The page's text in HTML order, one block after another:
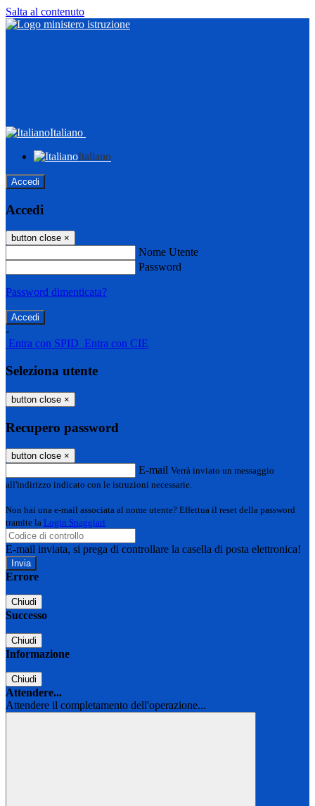
Salta al contenuto
Italiano
Italiano
Accedi
Accedi
button close ×
Nome Utente
Password
Password dimenticata?
-
Entra con SPID Entra con CIE
Seleziona utente
button close ×
Recupero password
button close ×
E-mail Verrà inviato un messaggio
all'indirizzo indicato con le istruzioni necessarie.
Non hai una e-mail associata al nome utente? Effettua il reset della password
tramite la Login Spaggiari
E-mail inviata, si prega di controllare la casella di posta elettronica!
Errore
Chiudi
Successo
Chiudi
Informazione
Chiudi
Attendere...
Attendere il completamento dell'operazione...